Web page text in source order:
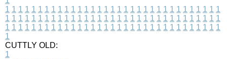
1 1 1 1 1 1 1 1 1 1 1 1 1 1 1 1 1 1 1 1 1 1 1 1 1 1 1 1 1 1 1 1 1
1 1 1 1 1 1 1 1 1 1 1 1 1 1 1 1 1 1 1 1 1 1 1 1 1 1 1 1 1 1 1 1 1
1 1 1 1 1 1 1 1 1 1 1 1 1 1 1 1 1 1 1 1 1 1 1 1 1 1 1 1 1 1 1 1 1
1
CUTTLY OLD:
1